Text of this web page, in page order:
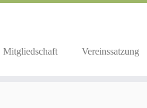
Mitgliedschaft Vereinssatzung